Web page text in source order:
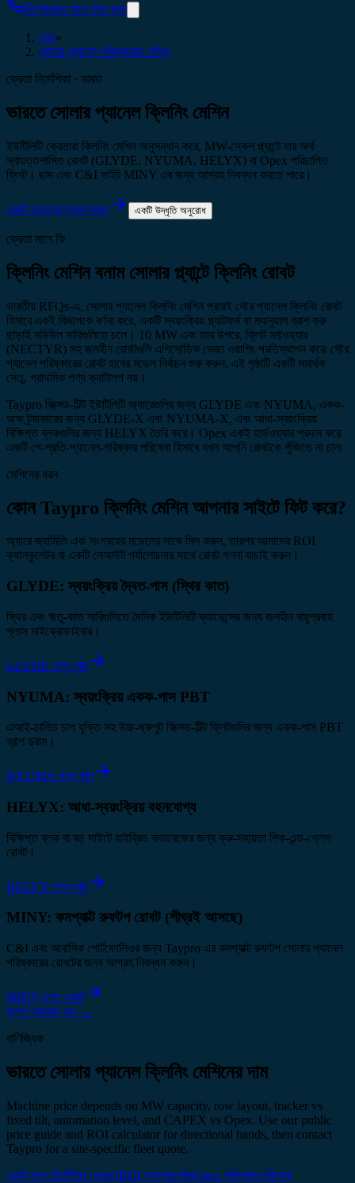
বিশেষজ্ঞের সাথে কথা বলুন
হোম»
সোলার প্যানেল পরিষ্কারের মেশিন
ক্রেতা নির্দেশিকা · ভারত
ভারতে সোলার প্যানেল ক্লিনিং মেশিন
ইউটিলিটি ক্রেতারা ক্লিনিং মেশিন অনুসন্ধান করে, MW-স্কেল প্ল্যান্টে যার অর্থ
স্বায়ত্তশাসিত রোবট (GLYDE, NYUMA, HELYX) বা Opex পরিচালিত
ফ্লিট। ছাদ এবং C&I সাইট MINY এর জন্য আগ্রহ নিবন্ধন করতে পারে।
রোবট মডেলের তুলনা করুন একটি উদ্ধৃতি অনুরোধ
ক্রেতা মানে কি
ক্লিনিং মেশিন বনাম সোলার প্ল্যান্টে ক্লিনিং রোবট
ভারতীয় RFQs-এ, সোলার প্যানেল ক্লিনিং মেশিন প্রায়ই সৌর প্যানেল ক্লিনিং রোবট
হিসাবে একই বিভাগকে বর্ণনা করে, একটি স্বয়ংক্রিয় প্ল্যাটফর্ম যা ম্যানুয়াল ব্রাশ ক্রু
ছাড়াই মডিউল সারিগুলিতে চলে। 10 MW এবং তার উপরে, ফ্লিট সফ্টওয়্যার
(NECTYR) সহ জলহীন রোবটগুলি এপিসোডিক ভেজা ওয়াশিং প্রতিস্থাপন করে৷ সৌর
প্যানেল পরিষ্কারের রোবট হাবের মডেল নির্বাচন শুরু করুন, এই পৃষ্ঠাটি একটি সমার্থক
সেতু, প্রাথমিক পণ্য ক্যাটালগ নয়।
Taypro ফিক্সড-টিল্ট ইউটিলিটি অ্যারেগুলির জন্য GLYDE এবং NYUMA, একক-
অক্ষ ট্র্যাকারের জন্য GLYDE-X এবং NYUMA-X, এবং আধা-স্বয়ংক্রিয়
বিক্ষিপ্ত ব্লকগুলির জন্য HELYX তৈরি করে। Opex একই হার্ডওয়্যার প্রদান করে
একটি পে-প্রতি-প্যানেল-পরিষ্কার পরিষেবা হিসাবে যখন আপনি রোবটকে পুঁজিতে না চান৷
মেশিনের ধরন
কোন Taypro ক্লিনিং মেশিন আপনার সাইটে ফিট করে?
অ্যারে জ্যামিতি এবং সংগ্রহের মডেলের সাথে মিল করুন, তারপর আমাদের ROI
ক্যালকুলেটর বা একটি লেআউট পর্যালোচনার সাথে রোবট গণনা যাচাই করুন।
GLYDE: স্বয়ংক্রিয় দ্বৈত-পাস (স্থির কাত)
স্থির এবং ঋতু-কাত সারিগুলিতে দৈনিক ইউটিলিটি ক্যাডেন্সের জন্য জলহীন বায়ুপ্রবাহ
প্লাস মাইক্রোফাইবার।
GLYDE পণ্য পৃষ্ঠা
NYUMA: স্বয়ংক্রিয় একক-পাস PBT
এআই-চালিত চাপ যুক্তি সহ উচ্চ-থ্রুপুট ফিক্সড-টিল্ট ফ্লিটগুলির জন্য একক-পাস PBT
ব্রাশ ড্রাম।
NYUMA পণ্য পৃষ্ঠা
HELYX: আধা-স্বয়ংক্রিয় বহনযোগ্য
বিক্ষিপ্ত ব্লক বা বড় সাইটে হাইব্রিড কভারেজের জন্য ক্রু-সহায়তা পিক-এন্ড-প্লেস
রোবট।
HELYX পণ্য পৃষ্ঠা
MINY: কমপ্যাক্ট রুফটপ রোবট (শীঘ্রই আসছে)
C&I এবং আবাসিক পোর্টফোলিওর জন্য Taypro এর কমপ্যাক্ট রুফটপ সোলার প্যানেল
পরিষ্কারের রোবটের জন্য আগ্রহ নিবন্ধন করুন।
MINY ছাদে রোবট
সম্পূর্ণ সমাধান হাব→
বাণিজ্যিক
ভারতে সোলার প্যানেল ক্লিনিং মেশিনের দাম
Machine price depends on MW capacity, row layout, tracker vs
fixed tilt, automation level, and CAPEX vs Opex. Use our public
price guide and ROI calculator for directional bands, then contact
Taypro for a site-specific fleet quote.
রোবট মূল্য নির্দেশিকা (ভারত)ROI ক্যালকুলেটরOpex পরিস্কার পরিসেবা